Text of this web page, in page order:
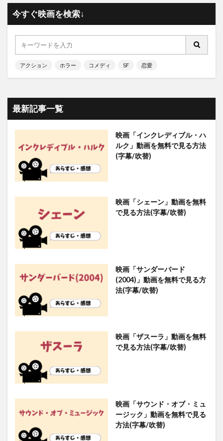
今すぐ映画を検索↓
アクション ホラー コメディ SF 恋愛
最新記事一覧
映画「インクレディブル・ハ
ルク」動画を無料で見る方法
(字幕/吹替)
映画「シェーン」動画を無料
で見る方法(字幕/吹替)
映画「サンダーバード
(2004)」動画を無料で見る方
法(字幕/吹替)
映画「ザスーラ」動画を無料
で見る方法(字幕/吹替)
映画「サウンド・オブ・ミュ
ージック」動画を無料で見る
方法(字幕/吹替)